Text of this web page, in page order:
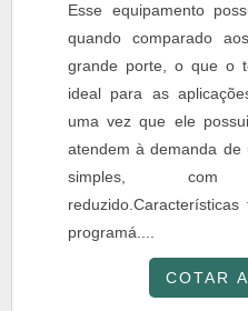
Esse equipamento
quando comparado
grande porte, o que o
ideal para as
uma vez que ele
atendem à demanda de
simples,
programá....
COTAR